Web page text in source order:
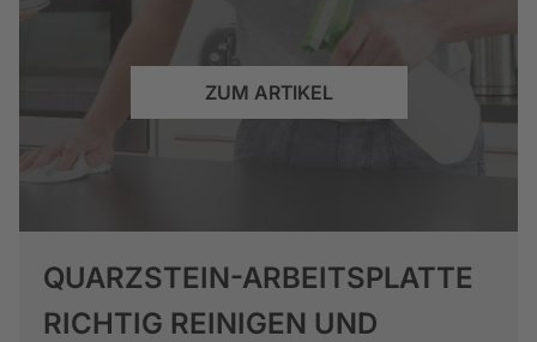
ZUM ARTIKEL
QUARZSTEIN-ARBEITSPLATTE
RICHTIG REINIGEN UND